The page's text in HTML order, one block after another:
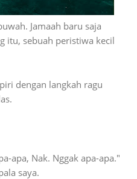
Jamaah baru saja
itu, sebuah peristiwa kecil
dengan langkah ragu
apa, Nak. Nggak apa-apa."
saya.